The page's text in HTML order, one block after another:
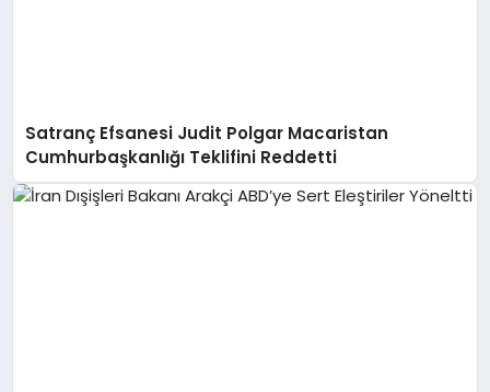
Satranç Efsanesi Judit Polgar Macaristan
Cumhurbaşkanlığı Teklifini Reddetti